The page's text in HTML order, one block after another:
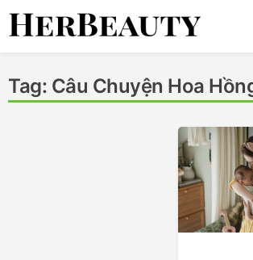
Skip
Tag: Câu Chuyện Hoa